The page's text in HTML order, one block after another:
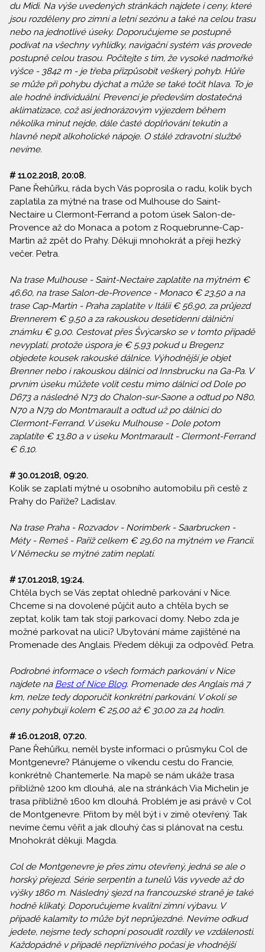
du Midi. Na výše uvedených stránkách najdete i ceny, které
jsou rozděleny pro zimní a letní sezónu a také na celou trasu
nebo na jednotlivé úseky. Doporučujeme se postupně
podívat na všechny vyhlídky, navigační systém vás provede
postupně celou trasou. Počítejte s tím, že vysoké nadmořké
výšce - 3842 m - je třeba přizpůsobit veškerý pohyb. Hůře
se může při pohybu dýchat a může se také točit hlava. To je
ale hodně individuální. Prevencí je především dostatečná
aklimatizace, což asi jednorázovým výjezdem během
několika minut nejde, dále časté doplňování tekutin a
hlavně nepít alkoholické nápoje. O stálé zdravotní službě
nevíme.
# 11.02.2018, 20:08.
Pane Řehůřku, ráda bych Vás poprosila o radu, kolik bych
zaplatila za mýtné na trase od Mulhouse do Saint-
Nectaire u Clermont-Ferrand a potom úsek Salon-de-
Provence až do Monaca a potom z Roquebrunne-Cap-
Martin až zpět do Prahy. Děkuji mnohokrát a přeji hezký
večer. Petra.
Na trase Mulhouse - Saint-Nectaire zaplatíte na mýtném €
46,60, na trase Salon-de-Provence - Monaco € 23,50 a na
trase Cap-Martin - Praha zaplatíte v Itálii € 56,90, za průjezd
Brennerem € 9,50 a za rakouskou desetidenní dálniční
známku € 9,00. Cestovat přes Švýcarsko se v tomto případě
nevyplatí, protože úspora je € 5,93 pokud u Bregenz
objedete kousek rakouské dálnice. Výhodnější je objet
Brenner nebo i rakouskou dálnici od Innsbrucku na Ga-Pa. V
prvním úseku můžete volit cestu mimo dálnici od Dole po
D673 a následně N73 do Chalon-sur-Saone a odtud po N80,
N70 a N79 do Montmarault a odtud už po dálnici do
Clermont-Ferrand. V úseku Mulhouse - Dole potom
zaplatíte € 13,80 a v úseku Montmarault - Clermont-Ferrand
€ 6,10.
# 30.01.2018, 09:20.
Kolik se zaplatí mýtné u osobního automobilu při cestě z
Prahy do Paříže? Ladislav.
Na trase Praha - Rozvadov - Norimberk - Saarbrucken -
Méty - Remeš - Paříž celkem € 29,60 na mýtném ve Francii.
V Německu se mýtné zatím neplatí.
# 17.01.2018, 19:24.
Chtěla bych se Vás zeptat ohledně parkování v Nice.
Chceme si na dovolené půjčit auto a chtěla bych se
zeptat, kolik tam tak stojí parkovací domy. Nebo zda je
možné parkovat na ulici? Ubytování máme zajištěné na
Promenade des Anglais. Předem děkuji za odpověď. Petra.
Podrobné informace o všech formách parkování v Nice
najdete na Best of Nice Blog. Promenade des Anglais má 7
km, nelze tedy doporučit konkrétní parkování. V okolí se
ceny pohybují kolem € 25,00 až € 30,00 za 24 hodin.
# 16.01.2018, 07:20.
Pane Řehůřku, neměl byste informaci o průsmyku Col de
Montgenevre? Plánujeme o víkendu cestu do Francie,
konkrétně Chantemerle. Na mapě se nám ukáže trasa
přibližně 1200 km dlouhá, ale na stránkách Via Michelin je
trasa přibližně 1600 km dlouhá. Problém je asi právě v Col
de Montgenevre. Přitom by měl být i v zimě otevřený. Tak
nevíme čemu věřit a jak dlouhý čas si plánovat na cestu.
Mnohokrát děkuji. Magda.
Col de Montgenevre je přes zimu otevřený, jedná se ale o
horský přejezd. Série serpentin a tunelů Vás vyvede až do
výšky 1860 m. Následný sjezd na francouzské straně je také
hodně klikatý. Doporučujeme kvalitní zimní výbavu. V
případě kalamity to může být neprůjezdné. Nevíme odkud
jedete, nejsme tedy schopni posoudit rozdíly ve vzdálenosti.
Každopádně v případě nepříznivého počasí je vhodnější